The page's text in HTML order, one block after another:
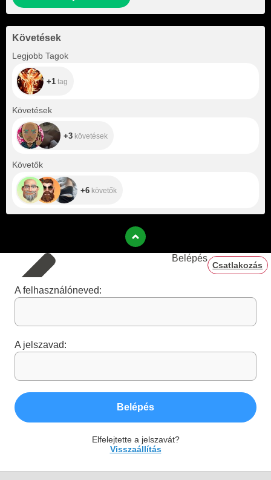
Követések
Legjobb Tagok
+1
+1 tag
Követések
+3 követések
Követők
+6 követők
Belépés
Csatlakozás
A felhasználóneved:
A jelszavad:
Belépés
Elfelejtette a jelszavát?
Visszaállítás